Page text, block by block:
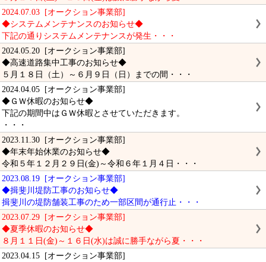
2024.07.03 [オークション事業部]
◆システムメンテナンスのお知らせ◆
下記の通りシステムメンテナンスが発生・・・
2024.05.20 [オークション事業部]
◆高速道路集中工事のお知らせ◆
５月１８日（土）～６月９日（日）までの間・・・
2024.04.05 [オークション事業部]
◆ＧＷ休暇のお知らせ◆
下記の期間中はＧＷ休暇とさせていただきます。
・・・
2023.11.30 [オークション事業部]
◆年末年始休業のお知らせ◆
令和５年１２月２９日(金)～令和６年１月４日・・・
2023.08.19 [オークション事業部]
◆揖斐川堤防工事のお知らせ◆
揖斐川の堤防舗装工事のため一部区間が通行止・・・
2023.07.29 [オークション事業部]
◆夏季休暇のお知らせ◆
８月１１日(金)～１６日(水)は誠に勝手ながら夏・・・
2023.04.15 [オークション事業部]